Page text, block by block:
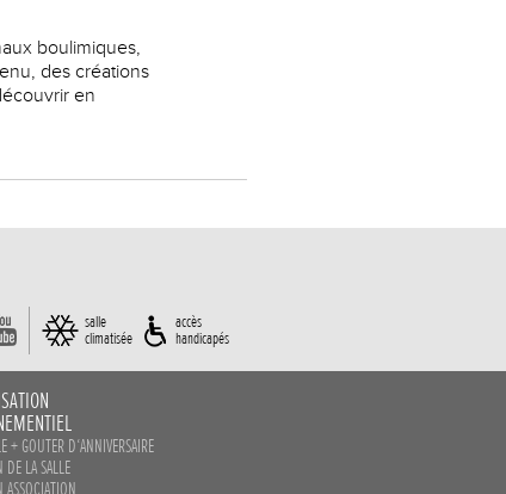
boulimiques,
des créations
en
salle
climatisée
accès
handicapés
+ GOUTER D‘ANNIVERSAIRE
DE LA SALLE
ASSOCIATION